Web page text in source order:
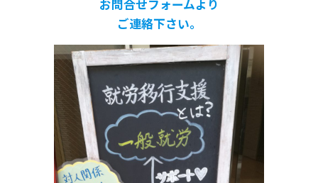
お問合せフォームより
ご連絡下さい。